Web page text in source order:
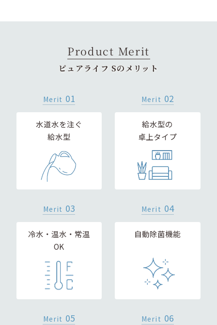
Product Merit
ピュアライフ Sのメリット
Merit 01
水道水を注ぐ
給水型
Merit 02
給水型の
卓上タイプ
Merit 03
冷水・温水・常温
OK
Merit 04
自動除菌機能
Merit 05 Merit 06